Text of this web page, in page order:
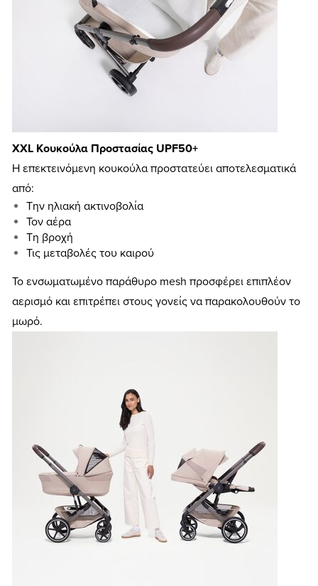
XXL Κουκούλα Προστασίας UPF50+
Η επεκτεινόμενη κουκούλα προστατεύει αποτελεσματικά
από:
Την ηλιακή ακτινοβολία
Τον αέρα
Τη βροχή
Τις μεταβολές του καιρού
Το ενσωματωμένο παράθυρο mesh προσφέρει επιπλέον
αερισμό και επιτρέπει στους γονείς να παρακολουθούν το
μωρό.